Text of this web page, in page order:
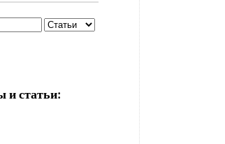
и статьи: